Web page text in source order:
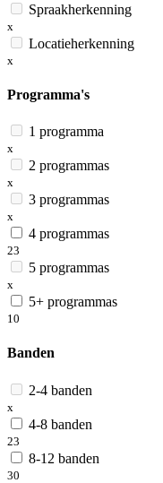
Spraakherkenning
x
Locatieherkenning
x
Programma's
1 programma
x
2 programmas
x
3 programmas
x
4 programmas
23
5 programmas
x
5+ programmas
10
Banden
2-4 banden
x
4-8 banden
23
8-12 banden
30